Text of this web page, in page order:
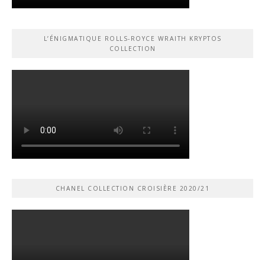
L’ÉNIGMATIQUE ROLLS-ROYCE WRAITH KRYPTOS
COLLECTION
CHANEL COLLECTION CROISIÈRE 2020/21